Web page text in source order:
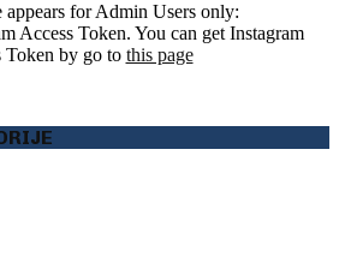
appears for Admin Users only:
Access Token. You can get Instagram
Token by go to this page